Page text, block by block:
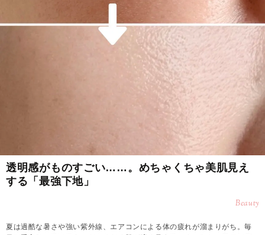
透明感がものすごい……。めちゃくちゃ美肌見え
する「最強下地」
Beauty
夏は過酷な暑さや強い紫外線、エアコンによる体の疲れが溜まりがち。毎